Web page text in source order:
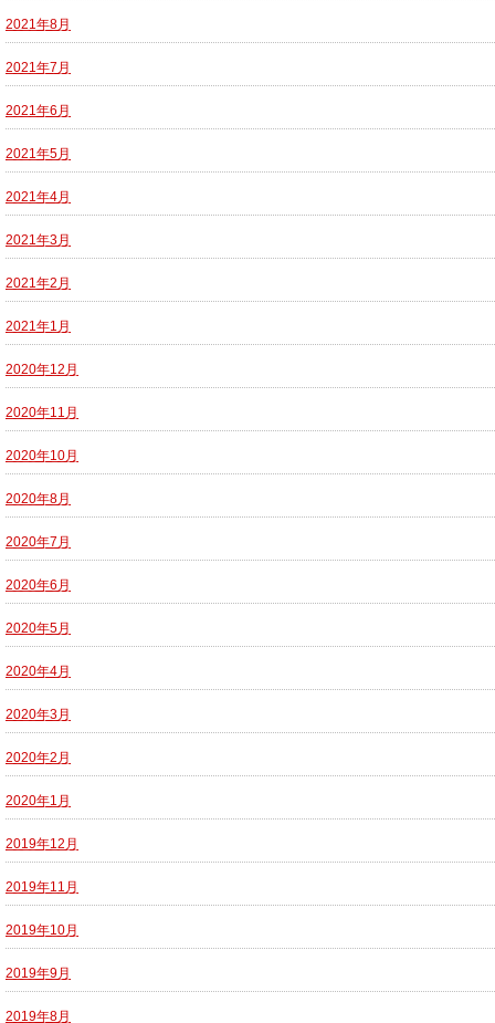
2021年8月
2021年7月
2021年6月
2021年5月
2021年4月
2021年3月
2021年2月
2021年1月
2020年12月
2020年11月
2020年10月
2020年8月
2020年7月
2020年6月
2020年5月
2020年4月
2020年3月
2020年2月
2020年1月
2019年12月
2019年11月
2019年10月
2019年9月
2019年8月